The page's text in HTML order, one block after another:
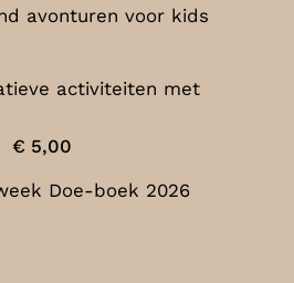
avonturen voor kids
activiteiten met
Oorspronkelijke
was:
€ 5,00
is:
Doe-boek 2026